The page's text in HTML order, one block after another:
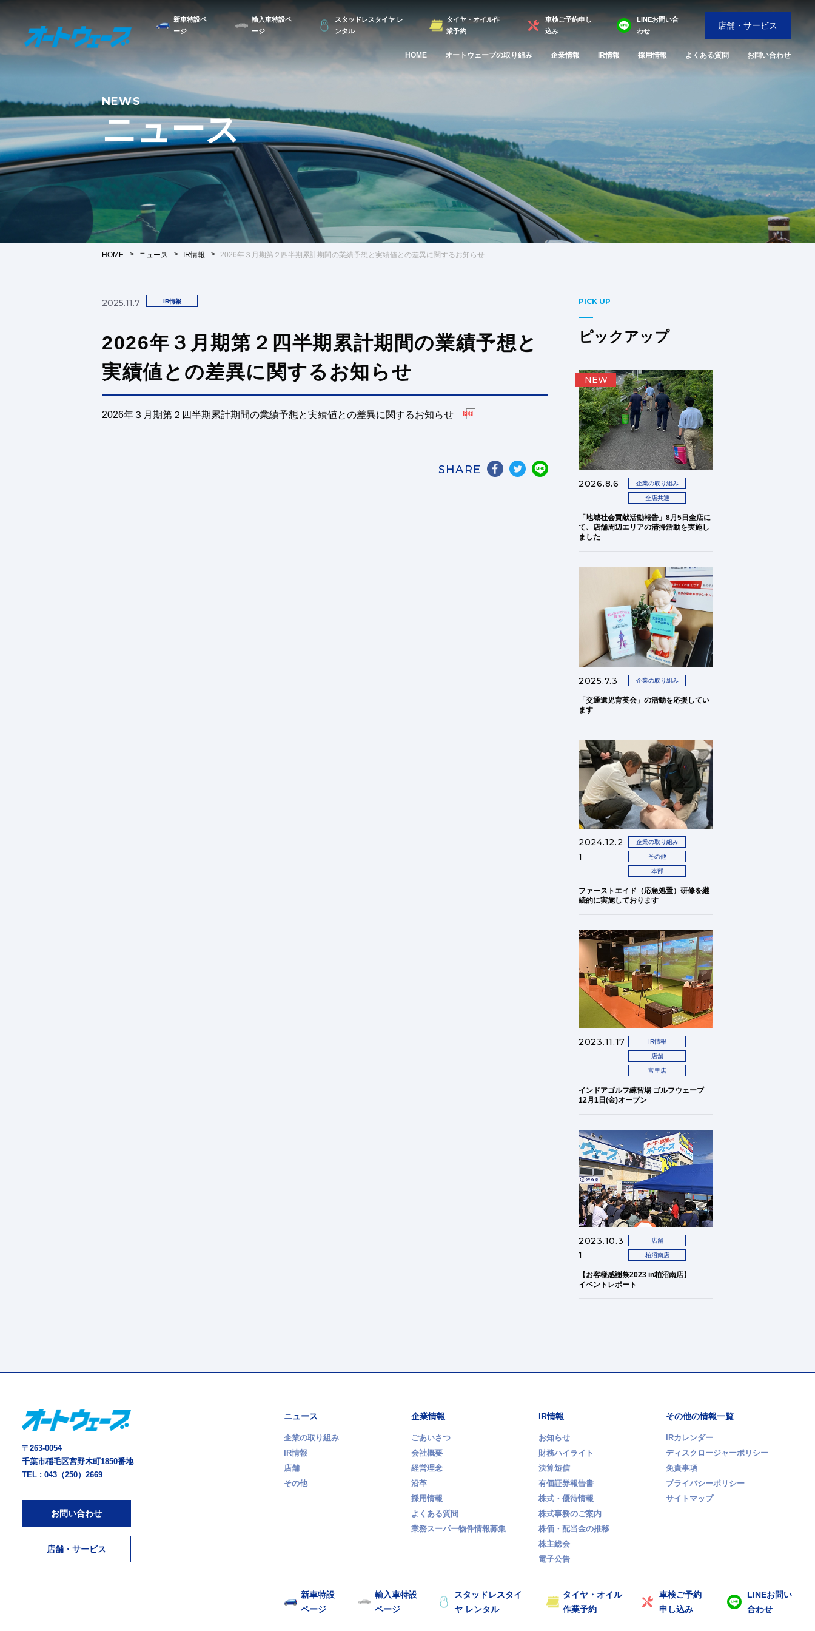
新車特設ペ
ージ
輸入車特設ペ
ージ
スタッドレスタイヤ レ
ンタル
タイヤ・オイル作
業予約
車検ご予約申し
込み
LINEお問い合
わせ
店舗・サービス
HOME オートウェーブの取り組み 企業情報 IR情報 採用情報 よくある質問 お問い合わせ
NEWS
ニュース
HOME ニュース IR情報 2026年３月期第２四半期累計期間の業績予想と実績値との差異に関するお知らせ
2025.11.7 IR情報
2026年３月期第２四半期累計期間の業績予想と
実績値との差異に関するお知らせ
2026年３月期第２四半期累計期間の業績予想と実績値との差異に関するお知らせ
SHARE
PICK UP
ピックアップ
2026.8.6 企業の取り組み
全店共通
「地域社会貢献活動報告」8月5日全店に
て、店舗周辺エリアの清掃活動を実施し
ました
NEW
2025.7.3 企業の取り組み
「交通遺児育英会」の活動を応援してい
ます
2024.12.2
1
企業の取り組み
その他
本部
ファーストエイド（応急処置）研修を継
続的に実施しております
2023.11.17 IR情報
店舗
富里店
インドアゴルフ練習場 ゴルフウェーブ
12月1日(金)オープン
2023.10.3
1
店舗
柏沼南店
【お客様感謝祭2023 in柏沼南店】
イベントレポート
〒263-0054
千葉市稲毛区宮野木町1850番地
TEL :043（250）2669
お問い合わせ
店舗・サービス
ニュース
企業の取り組み
IR情報
店舗
その他
企業情報
ごあいさつ
会社概要
経営理念
沿革
採用情報
よくある質問
業務スーパー物件情報募集
IR情報
お知らせ
財務ハイライト
決算短信
有価証券報告書
株式・優待情報
株式事務のご案内
株価・配当金の推移
株主総会
電子公告
その他の情報一覧
IRカレンダー
ディスクロージャーポリシー
免責事項
プライバシーポリシー
サイトマップ
新車特設
ページ
輸入車特設
ページ
スタッドレスタイ
ヤ レンタル
タイヤ・オイル
作業予約
車検ご予約
申し込み
LINEお問い
合わせ